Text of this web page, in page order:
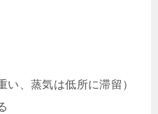
い、蒸気は低所に滞留）